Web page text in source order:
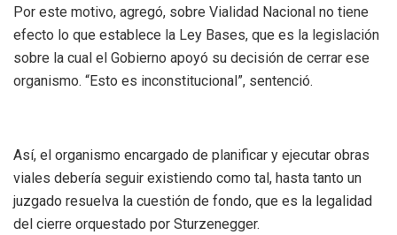
Por este motivo, agregó, sobre Vialidad Nacional no tiene
efecto lo que establece la Ley Bases, que es la legislación
sobre la cual el Gobierno apoyó su decisión de cerrar ese
organismo. “Esto es inconstitucional”, sentenció.
Así, el organismo encargado de planificar y ejecutar obras
viales debería seguir existiendo como tal, hasta tanto un
juzgado resuelva la cuestión de fondo, que es la legalidad
del cierre orquestado por Sturzenegger.